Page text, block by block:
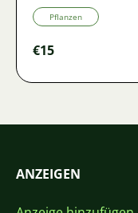
Pflanzen
€15
ANZEIGEN